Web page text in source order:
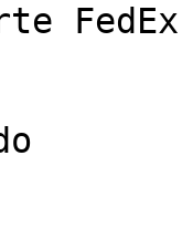
FedEx